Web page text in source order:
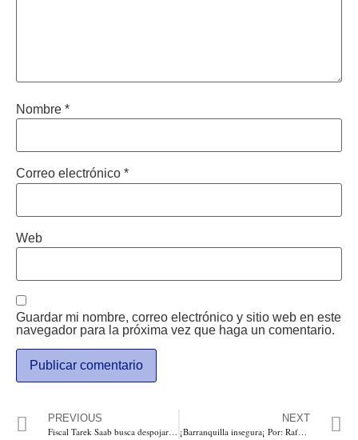
Nombre *
Correo electrónico *
Web
Guardar mi nombre, correo electrónico y sitio web en este
navegador para la próxima vez que haga un comentario.
PREVIOUS
Fiscal Tarek Saab busca despojar a Guaidó de su inmunidad, decretar la destitución y encarcelarlo: Con medida cautelar le prohíbe salida del país, bloqueo de cuentas y enajenación de bienes
NEXT
¡Barranquilla insegura¡ Por: Rafael Sánchez Anillo